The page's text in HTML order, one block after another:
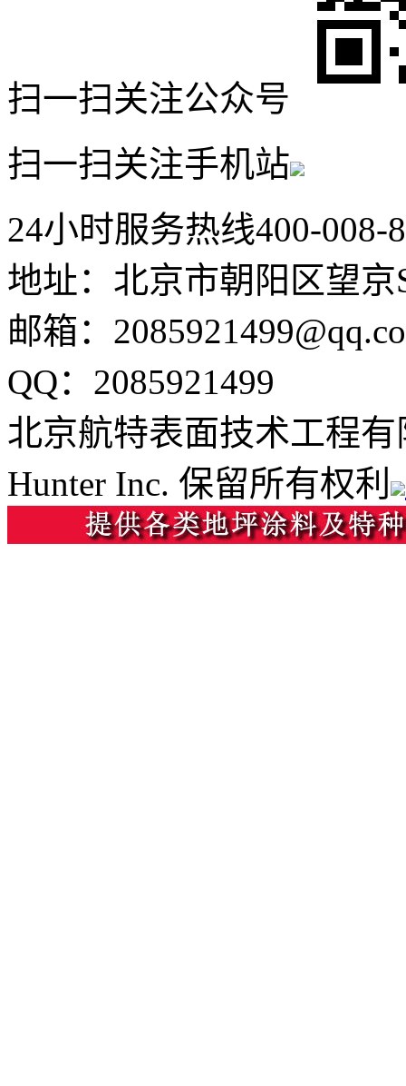
扫一扫关注公众号
扫一扫关注手机站
24小时服务热线400-008-
地址：北京市朝阳区望京
邮箱：
QQ：2085921499
北京航特表面技术工程
Hunter Inc. 保留所有权利